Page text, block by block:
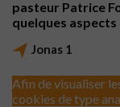
pasteur Patrice
quelques aspects
Jonas 1
Afin de visualiser
cookies de type